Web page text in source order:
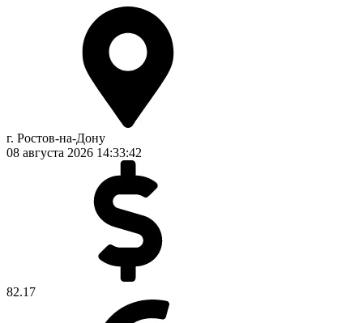
г. Ростов-на-Дону
08 августа 2026 14:33:42
82.17